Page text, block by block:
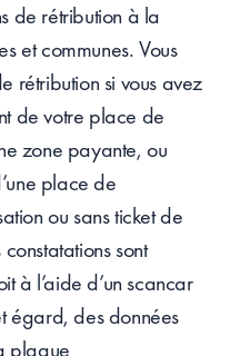
de rétribution à la
et communes. Vous
rétribution si vous avez
de votre place de
zone payante, ou
place de
ou sans ticket de
sont
à l’aide d’un scancar
égard, des données
plaque